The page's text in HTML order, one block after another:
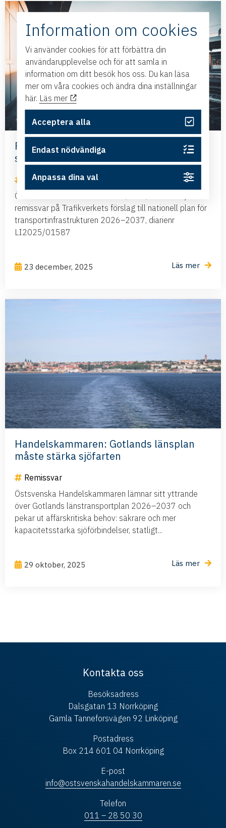
Färdigställ Ostlänken och stärk
sammanhängande transportstråk
Remissvar
Östsvenska Handelskammaren, ÖHK, lämnar följande
remissvar på Trafikverkets förslag till nationell plan för
transportinfrastrukturen 2026–2037, diarienr
LI2025/01587
23 december, 2025 Läs mer
Handelskammaren: Gotlands länsplan
måste stärka sjöfarten
Remissvar
Östsvenska Handelskammaren lämnar sitt yttrande
över Gotlands länstransportplan 2026–2037 och
pekar ut affärskritiska behov: säkrare och mer
kapacitetsstarka sjöförbindelser, statligt...
29 oktober, 2025 Läs mer
Kontakta oss
Besöksadress
Dalsgatan 13 Norrköping
Gamla Tanneforsvägen 92 Linköping
Postadress
Box 214 601 04 Norrköping
E-post
info@ostsvenskahandelskammaren.se
Telefon
011 – 28 50 30
Information om cookies
Vi använder cookies för att förbättra din
användarupplevelse och för att samla in
information om ditt besök hos oss. Du kan läsa
mer om våra cookies och ändra dina inställningar
här. Läs mer
Acceptera alla
Endast nödvändiga
Anpassa dina val